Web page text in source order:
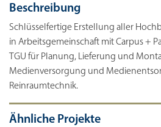
Beschreibung
Schlüsselfertige Erstellung aller
in Arbeitsgemeinschaft mit Carpus +
TGU für Planung, Lieferung und
Medienversorgung und
Reinraumtechnik.
Ähnliche Projekte